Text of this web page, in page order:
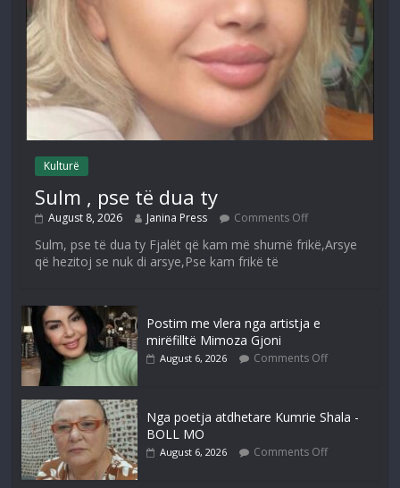
Kulturë
Sulm , pse të dua ty
August 8, 2026 Janina Press Comments Off
Sulm, pse të dua ty Fjalët që kam më shumë frikë,Arsye
që hezitoj se nuk di arsye,Pse kam frikë të
Postim me vlera nga artistja e
mirëfilltë Mimoza Gjoni
August 6, 2026 Comments Off
Nga poetja atdhetare Kumrie Shala -
BOLL MO
August 6, 2026 Comments Off